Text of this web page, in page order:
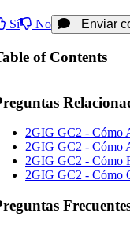
Sí No Enviar
of Contents
2GIG GC2 - Cómo
2GIG GC2 - Cómo
2GIG GC2 - Cómo
2GIG GC2 - Cómo